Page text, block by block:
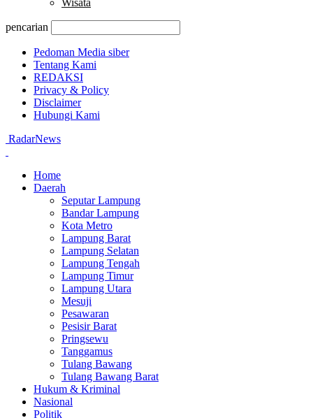
Wisata
pencarian
Pedoman Media siber
Tentang Kami
REDAKSI
Privacy & Policy
Disclaimer
Hubungi Kami
RadarNews
Home
Daerah
Seputar Lampung
Bandar Lampung
Kota Metro
Lampung Barat
Lampung Selatan
Lampung Tengah
Lampung Timur
Lampung Utara
Mesuji
Pesawaran
Pesisir Barat
Pringsewu
Tanggamus
Tulang Bawang
Tulang Bawang Barat
Hukum & Kriminal
Nasional
Politik